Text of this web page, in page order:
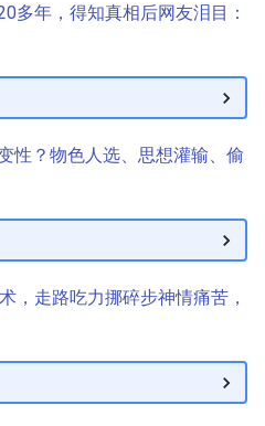
多年，得知真相后网友泪目：
性？物色人选、思想灌输、偷
，走路吃力挪碎步神情痛苦，